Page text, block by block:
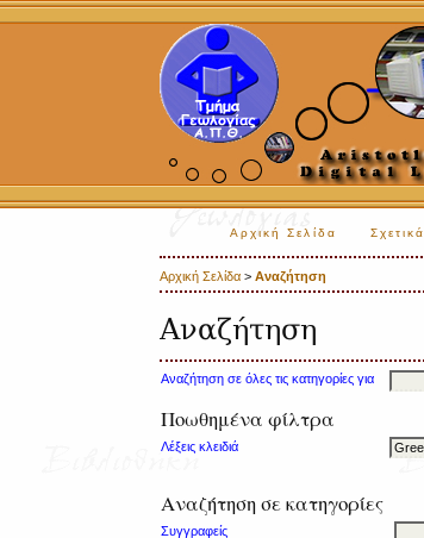
Αρχική Σελίδα Σχετικά
Αρχική Σελίδα >Αναζήτηση
Αναζήτηση
Αναζήτηση σε όλες τις κατηγορίες για
Ποωθημένα φίλτρα
Λέξεις κλειδιά
Αναζήτηση σε κατηγορίες
Συγγραφείς